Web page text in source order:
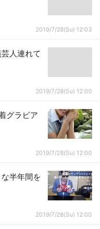
2019/7/28(Su) 12:03
人連れて
2019/7/28(Su) 12:00
グラビア
2019/7/28(Su) 12:00
半年間を
2019/7/28(Su) 12:00